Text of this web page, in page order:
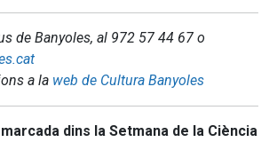
de Banyoles, al 972 57 44 67 o
a la web de Cultura Banyoles
dins la Setmana de la Ciència